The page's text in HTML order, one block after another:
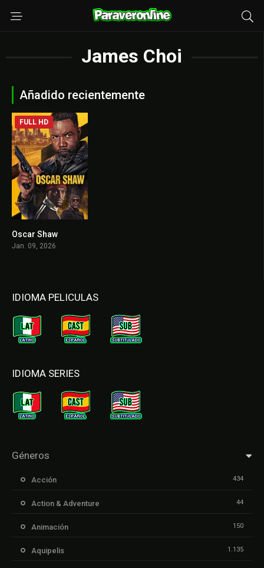
James Choi
Añadido recientemente
FULL HD
Oscar Shaw
Jan. 09, 2026
IDIOMA PELICULAS
IDIOMA SERIES
Géneros
Acción 434
Action & Adventure 44
Animación 150
Aquipelis 1.135